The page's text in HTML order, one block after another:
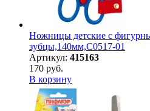
Ножницы детские с
зубцы,140мм,С0517-01
Артикул: 415163
170 руб.
В корзину